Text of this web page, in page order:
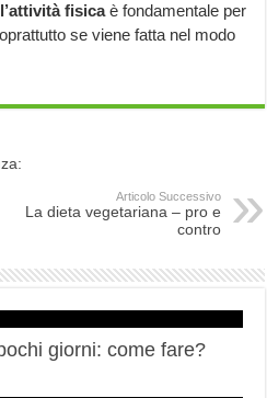
l’attività fisicaè fondamentale per
se viene fatta nel modo
Articolo Successivo
La dieta vegetariana – pro e
contro
giorni: come fare?